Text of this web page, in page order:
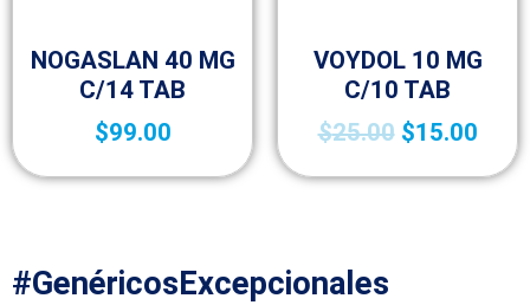
NOGASLAN 40 MG
C/14 TAB
$99.00
VOYDOL 10 MG
C/10 TAB
$25.00 $15.00
#GenéricosExcepcionales